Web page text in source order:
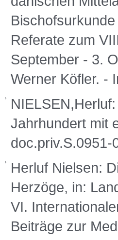
Referate zum
September - 3.
Werner Köfler. -
Jahrhundert mit
doc.priv.S.0951-
Herluf Nielsen:
Herzöge, in:
VI.
Beiträge zur